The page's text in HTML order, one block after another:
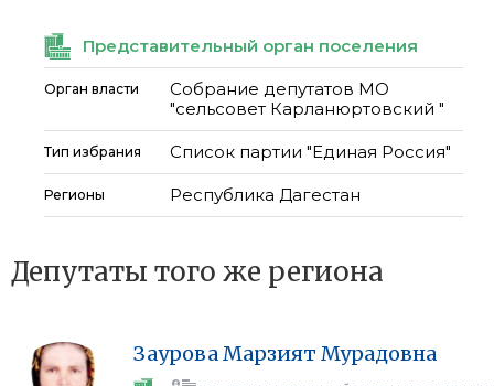
Представительный орган поселения
Орган власти
Собрание депутатов МО
"сельсовет Карланюртовский "
Тип избрания Список партии "Единая Россия"
Регионы Республика Дагестан
Депутаты того же региона
ЗауроваМарзият Мурадовна